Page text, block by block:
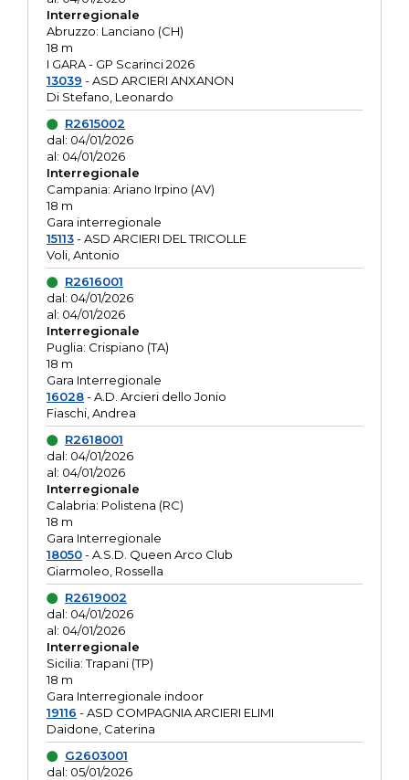
Interregionale
Abruzzo: Lanciano (CH)
18 m
I GARA - GP Scarinci 2026
13039 - ASD ARCIERI ANXANON
Di Stefano, Leonardo
R2615002
dal: 04/01/2026
al: 04/01/2026
Interregionale
Campania: Ariano Irpino (AV)
18 m
Gara interregionale
15113- ASD ARCIERI DEL TRICOLLE
Voli, Antonio
R2616001
dal: 04/01/2026
al: 04/01/2026
Interregionale
Puglia: Crispiano (TA)
18 m
Gara Interregionale
16028- A.D. Arcieri dello Jonio
Fiaschi, Andrea
R2618001
dal: 04/01/2026
al: 04/01/2026
Interregionale
Calabria: Polistena (RC)
18 m
Gara Interregionale
18050- A.S.D. Queen Arco Club
Giarmoleo, Rossella
R2619002
dal: 04/01/2026
al: 04/01/2026
Interregionale
Sicilia: Trapani (TP)
18 m
Gara Interregionale indoor
19116 - ASD COMPAGNIA ARCIERI ELIMI
Daidone, Caterina
G2603001
dal: 05/01/2026